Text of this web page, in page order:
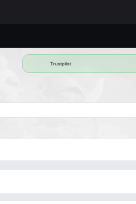
Trustpilot